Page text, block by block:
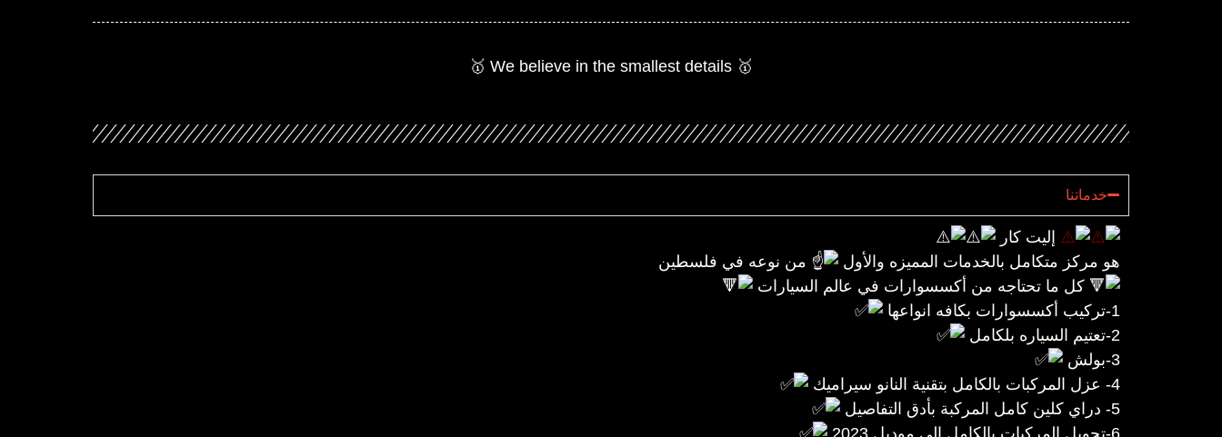
🥇 We believe in the smallest details 🥇
خدماتنا
إليت كار
هو مركز متكامل بالخدمات المميزه والأول
من نوعه في فلسطين
كل ما تحتاجه من أكسسوارات في عالم السيارات
1-تركيب أكسسوارات بكافه انواعها
2-تعتيم السياره بلكامل
3-بولش
4- عزل المركبات بالكامل بتقنية النانو سيراميك
5- دراي كلين كامل المركبة بأدق التفاصيل
6-تحويل المركبات بالكامل الى موديل 2023